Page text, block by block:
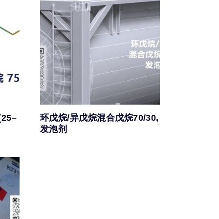
环戊烷/异戊烷混合戊烷70/30,
发泡剂